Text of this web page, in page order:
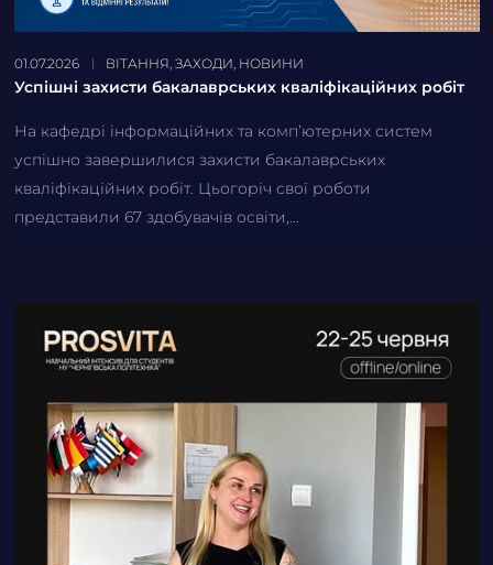
01.07.2026 ВІТАННЯ ЗАХОДИ НОВИНИ
Успішні захисти бакалаврських кваліфікаційних робіт
На кафедрі інформаційних та комп’ютерних систем
успішно завершилися захисти бакалаврських
кваліфікаційних робіт. Цьогоріч свої роботи
представили 67 здобувачів освіти,...